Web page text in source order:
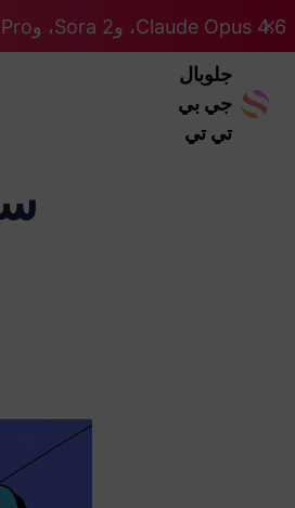
Claude Opus 4.6، وSora 2، وNano Banana Pro، وGemini 3 Pro، وGPT 5.2 GPT 5.2... كلها على نظام Pro. 46% OFF
جلوبال
جي بي
تي تي